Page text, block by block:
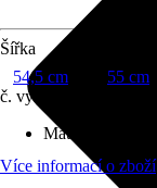
Šířka
54,5 cm
55 cm
č. výrobku
Materiál
Více informací o zboží